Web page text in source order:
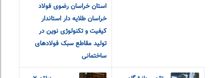
استان خراسان رضوی فولاد
خراسان طلایه دار استاندار
کیفیت و تکنولوژی نوین در
تولید مقاطع سبک فولادهای
ساختمانی